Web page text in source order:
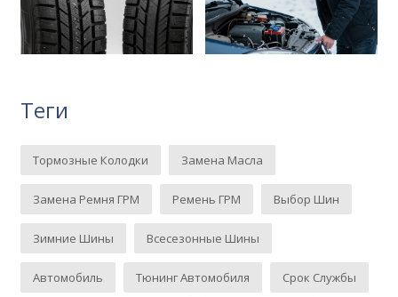
Теги
Тормозные Колодки Замена Масла
Замена Ремня ГРМ Ремень ГРМ Выбор Шин
Зимние Шины Всесезонные Шины
Автомобиль Тюнинг Автомобиля Срок Службы